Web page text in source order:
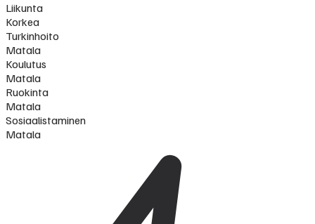
Liikunta
Korkea
Turkinhoito
Matala
Koulutus
Matala
Ruokinta
Matala
Sosiaalistaminen
Matala